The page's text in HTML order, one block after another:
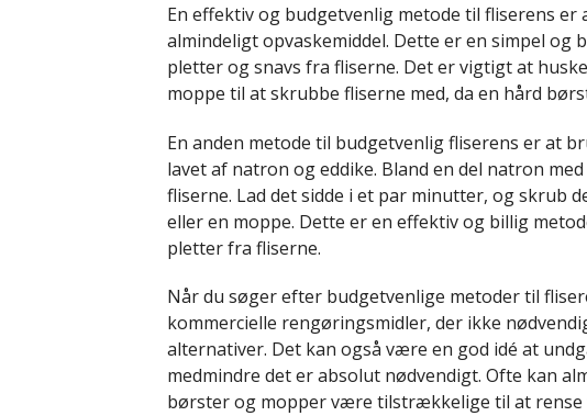
En effektiv og budgetvenlig metode til fliserens
almindeligt opvaskemiddel. Dette er en simpel og
pletter og snavs fra fliserne. Det er vigtigt at
moppe til at skrubbe fliserne med, da en hård
En anden metode til budgetvenlig fliserens er at
lavet af natron og eddike. Bland en del natron
fliserne. Lad det sidde i et par minutter, og skrub
eller en moppe. Dette er en effektiv og billig
pletter fra fliserne.
Når du søger efter budgetvenlige metoder til
kommercielle rengøringsmidler, der ikke
alternativer. Det kan også være en god idé at
medmindre det er absolut nødvendigt. Ofte kan
børster og mopper være tilstrækkelige til at rense